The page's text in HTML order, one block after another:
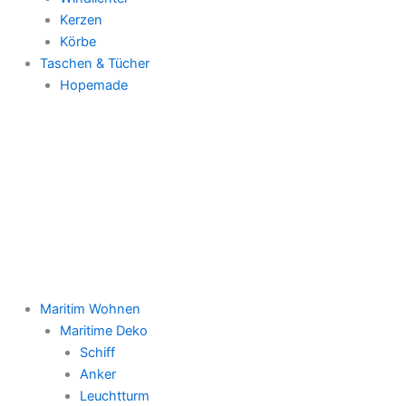
Kerzen
Körbe
Taschen & Tücher
Hopemade
Maritim Wohnen
Maritime Deko
Schiff
Anker
Leuchtturm